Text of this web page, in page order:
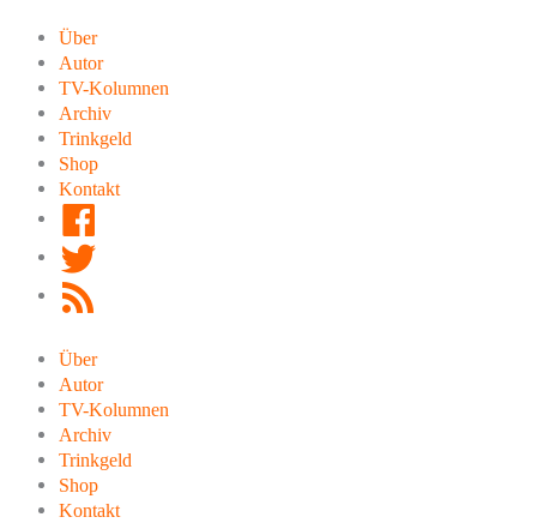
Inhalt
springen
Über
Autor
TV-Kolumnen
Archiv
Trinkgeld
Shop
Kontakt
Über
Autor
TV-Kolumnen
Archiv
Trinkgeld
Shop
Kontakt